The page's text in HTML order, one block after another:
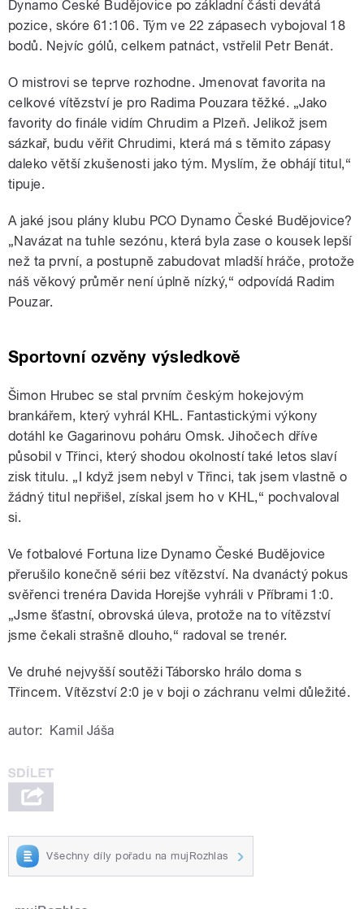
Dynamo České Budějovice po základní části devátá
pozice, skóre 61:106. Tým ve 22 zápasech vybojoval 18
bodů. Nejvíc gólů, celkem patnáct, vstřelil Petr Benát.
O mistrovi se teprve rozhodne. Jmenovat favorita na
celkové vítězství je pro Radima Pouzara těžké. „Jako
favority do finále vidím Chrudim a Plzeň. Jelikož jsem
sázkař, budu věřit Chrudimi, která má s těmito zápasy
daleko větší zkušenosti jako tým. Myslím, že obhájí titul,“
tipuje.
A jaké jsou plány klubu PCO Dynamo České Budějovice?
„Navázat na tuhle sezónu, která byla zase o kousek lepší
než ta první, a postupně zabudovat mladší hráče, protože
náš věkový průměr není úplně nízký,“ odpovídá Radim
Pouzar.
Sportovní ozvěny výsledkově
Šimon Hrubec se stal prvním českým hokejovým
brankářem, který vyhrál KHL. Fantastickými výkony
dotáhl ke Gagarinovu poháru Omsk. Jihočech dříve
působil v Třinci, který shodou okolností také letos slaví
zisk titulu. „I když jsem nebyl v Třinci, tak jsem vlastně o
žádný titul nepřišel, získal jsem ho v KHL,“ pochvaloval
si.
Ve fotbalové Fortuna lize Dynamo České Budějovice
přerušilo konečně sérii bez vítězství. Na dvanáctý pokus
svěřenci trenéra Davida Horejše vyhráli v Příbrami 1:0.
„Jsme šťastní, obrovská úleva, protože na to vítězství
jsme čekali strašně dlouho,“ radoval se trenér.
Ve druhé nejvyšší soutěži Táborsko hrálo doma s
Třincem. Vítězství 2:0 je v boji o záchranu velmi důležité.
autor: Kamil Jáša
Všechny díly pořadu na mujRozhlas